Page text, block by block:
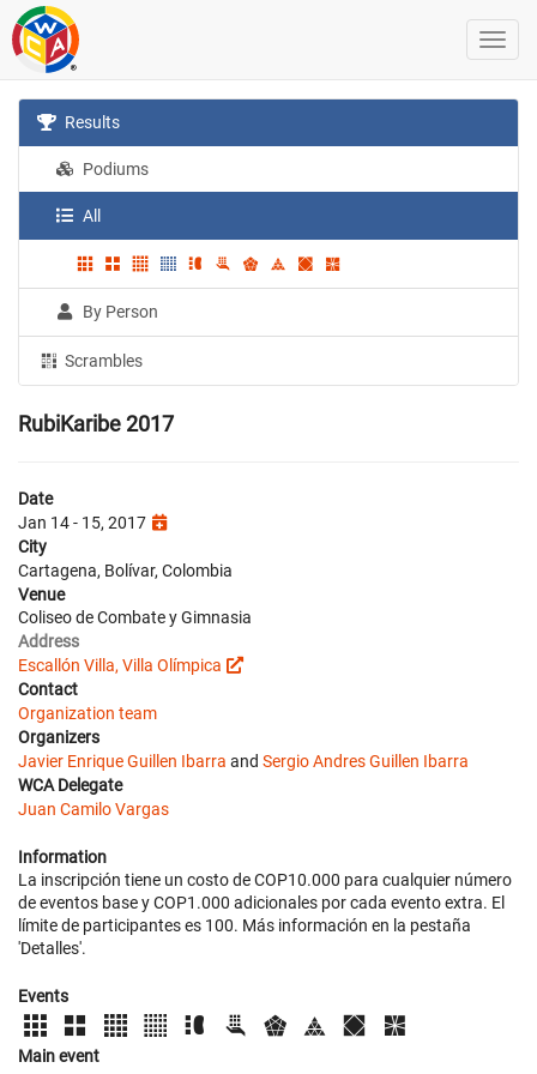
Results
Podiums
All
By Person
Scrambles
RubiKaribe 2017
Date
Jan 14 - 15, 2017
City
Cartagena, Bolívar, Colombia
Venue
Coliseo de Combate y Gimnasia
Address
Escallón Villa, Villa Olímpica
Contact
Organization team
Organizers
Javier Enrique Guillen Ibarra and Sergio Andres Guillen Ibarra
WCA Delegate
Juan Camilo Vargas
Information
La inscripción tiene un costo de COP10.000 para cualquier número
de eventos base y COP1.000 adicionales por cada evento extra. El
límite de participantes es 100. Más información en la pestaña
'Detalles'.
Events
Main event